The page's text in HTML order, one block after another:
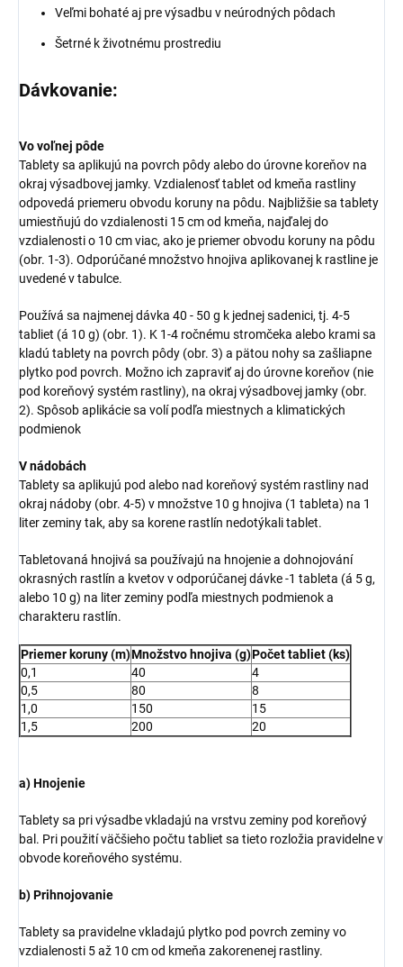
Veľmi bohaté aj pre výsadbu v neúrodných pôdach
Šetrné k životnému prostrediu
Dávkovanie:
Vo voľnej pôde
Tablety sa aplikujú na povrch pôdy alebo do úrovne koreňov na
okraj výsadbovej jamky. Vzdialenosť tablet od kmeňa rastliny
odpovedá priemeru obvodu koruny na pôdu. Najbližšie sa tablety
umiestňujú do vzdialenosti 15 cm od kmeňa, najďalej do
vzdialenosti o 10 cm viac, ako je priemer obvodu koruny na pôdu
(obr. 1-3). Odporúčané množstvo hnojiva aplikovanej k rastline je
uvedené v tabulce.
Používá sa najmenej dávka 40 - 50 g k jednej sadenici, tj. 4-5
tabliet (á 10 g) (obr. 1). K 1-4 ročnému stromčeka alebo krami sa
kladú tablety na povrch pôdy (obr. 3) a pätou nohy sa zašliapne
plytko pod povrch. Možno ich zapraviť aj do úrovne koreňov (nie
pod koreňový systém rastliny), na okraj výsadbovej jamky (obr.
2). Spôsob aplikácie sa volí podľa miestnych a klimatických
podmienok
V nádobách
Tablety sa aplikujú pod alebo nad koreňový systém rastliny nad
okraj nádoby (obr. 4-5) v množstve 10 g hnojiva (1 tableta) na 1
liter zeminy tak, aby sa korene rastlín nedotýkali tablet.
Tabletovaná hnojivá sa používajú na hnojenie a dohnojování
okrasných rastlín a kvetov v odporúčanej dávke -1 tableta (á 5 g,
alebo 10 g) na liter zeminy podľa miestnych podmienok a
charakteru rastlín.
Priemer koruny (m)Množstvo hnojiva (g)Počet tabliet (ks)
0,1
40
4
0,5
80
8
1,0
150
15
1,5
200 20
a) Hnojenie
Tablety sa pri výsadbe vkladajú na vrstvu zeminy pod koreňový
bal. Pri použití väčšieho počtu tabliet sa tieto rozložia pravidelne v
obvode koreňového systému.
b) Prihnojovanie
Tablety sa pravidelne vkladajú plytko pod povrch zeminy vo
vzdialenosti 5 až 10 cm od kmeňa zakorenenej rastliny.